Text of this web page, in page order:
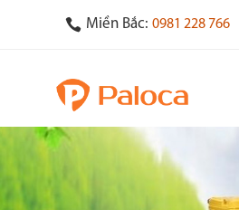
Miền Bắc: 0981 228 766